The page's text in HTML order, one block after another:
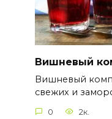
Вишневый
Вишневый
свежих и
0 2к.